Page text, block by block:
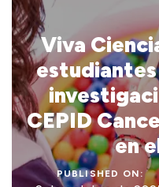
Viva
estudiantes
CEPID
en
PUBLISHED ON: